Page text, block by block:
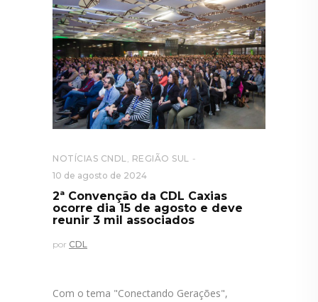
NOTÍCIAS CNDL
REGIÃO SUL
10 de agosto de 2024
2ª Convenção da CDL Caxias
ocorre dia 15 de agosto e deve
reunir 3 mil associados
por CDL
Com o tema "Conectando Gerações",